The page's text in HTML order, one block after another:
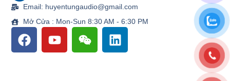
Email: huyentungaudio@gmail.com
Mở Cửa : Mon-Sun 8:30 AM - 6:30 PM